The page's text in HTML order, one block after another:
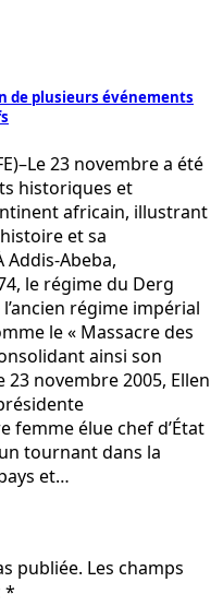
de plusieurs événements
23 novembre a été
historiques et
africain, illustrant
et sa
Abeba,
le régime du Derg
régime impérial
le « Massacre des
ainsi son
novembre 2005, Ellen
femme élue chef d’État
tournant dans la
et…
publiée. Les champs
*